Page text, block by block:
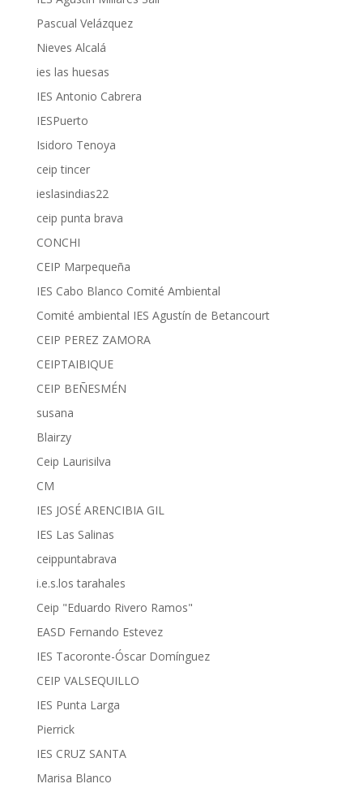
Pascual Velázquez
Nieves Alcalá
ies las huesas
IES Antonio Cabrera
IESPuerto
Isidoro Tenoya
ceip tincer
ieslasindias22
ceip punta brava
CONCHI
CEIP Marpequeña
IES Cabo Blanco Comité Ambiental
Comité ambiental IES Agustín de Betancourt
CEIP PEREZ ZAMORA
CEIPTAIBIQUE
CEIP BEÑESMÉN
susana
Blairzy
Ceip Laurisilva
CM
IES JOSÉ ARENCIBIA GIL
IES Las Salinas
ceippuntabrava
i.e.s.los tarahales
Ceip "Eduardo Rivero Ramos"
EASD Fernando Estevez
IES Tacoronte-Óscar Domínguez
CEIP VALSEQUILLO
IES Punta Larga
Pierrick
IES CRUZ SANTA
Marisa Blanco